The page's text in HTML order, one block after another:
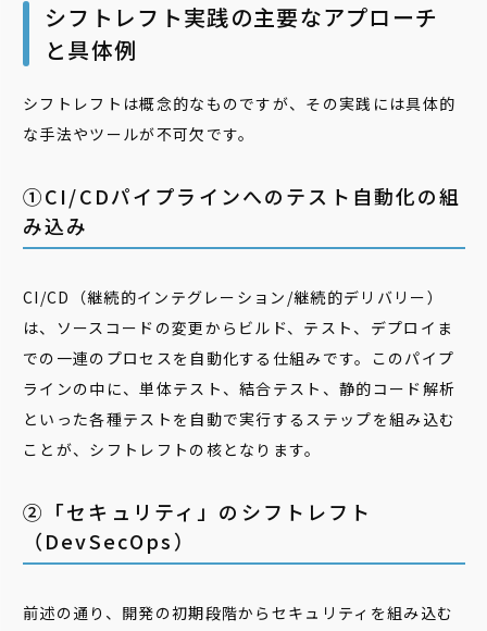
シフトレフト実践の主要なアプローチ
と具体例
シフトレフトは概念的なものですが、その実践には具体的
な手法やツールが不可欠です。
①CI/CDパイプラインへのテスト自動化の組
み込み
CI/CD（継続的インテグレーション/継続的デリバリー）
は、ソースコードの変更からビルド、テスト、デプロイま
での一連のプロセスを自動化する仕組みです。このパイプ
ラインの中に、単体テスト、結合テスト、静的コード解析
といった各種テストを自動で実行するステップを組み込む
ことが、シフトレフトの核となります。
②「セキュリティ」のシフトレフト
（DevSecOps）
前述の通り、開発の初期段階からセキュリティを組み込む